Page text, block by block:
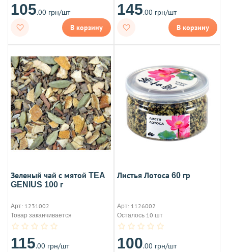
105.00 грн/шт
В корзину
145.00 грн/шт
В корзину
Зеленый чай с мятой TEA
GENIUS 100 г
Арт: 1231002
Товар заканчивается
115.00 грн/шт
Листья Лотоса 60 гр
Арт: 1126002
Осталось 10 шт
100.00 грн/шт